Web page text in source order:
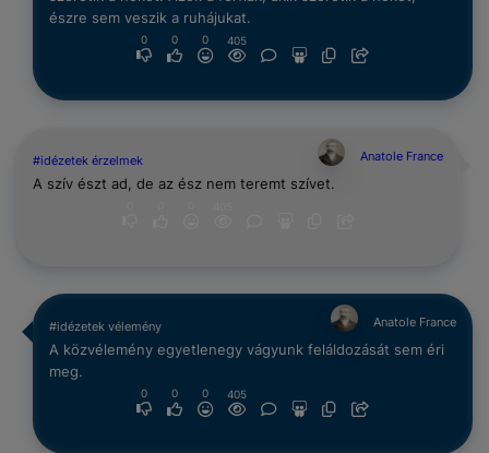
észre sem veszik a ruhájukat.
0 0 0 405
#idézetek érzelmek Anatole France
A szív észt ad, de az ész nem teremt szívet.
#idézetek vélemény Anatole France
A közvélemény egyetlenegy vágyunk feláldozását sem éri
meg.
0 0 0 405